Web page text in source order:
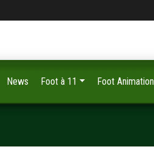
News Foot à 11 Foot Animation